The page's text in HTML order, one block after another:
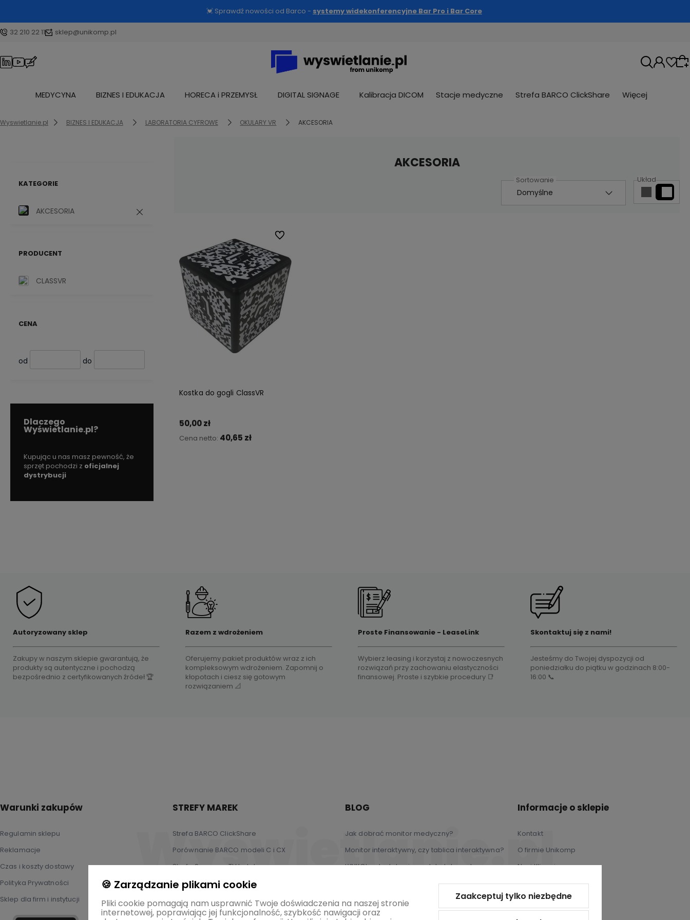
💓 Sprawdź nowości od Barco - systemy widekonferencyjne Bar Pro i Bar Core
32 210 22 11 sklep@unikomp.pl
MEDYCYNA BIZNES I EDUKACJA HORECA i PRZEMYSŁ DIGITAL SIGNAGE Kalibracja DICOM Stacje medyczne Strefa BARCO ClickShare Więcej
Wyswietlanie.pl BIZNES I EDUKACJA LABORATORIA CYFROWE OKULARY VR AKCESORIA
KATEGORIE
AKCESORIA
PRODUCENT
CLASSVR
CENA
od do
Dlaczego
Wyświetlanie.pl?
Kupując u nas masz pewność, że
sprzęt pochodzi z oficjalnej
dystrybucji
AKCESORIA
Układ
Kostka do gogli ClassVR
50,00 zł
Cena netto: 40,65 zł
Do ulubionych
Autoryzowany sklep
Zakupy w naszym sklepie gwarantują, że
produkty są autentyczne i pochodzą
bezpośrednio z certyfikowanych źródeł 🏆
Razem z wdrożeniem
Oferujemy pakiet produktów wraz z ich
kompleksowym wdrożeniem. Zapomnij o
kłopotach i ciesz się gotowym
rozwiązaniem 📐
Proste Finansowanie - LeaseLink
Wybierz leasing i korzystaj z nowoczesnych
rozwiązań przy zachowaniu elastyczności
finansowej. Proste i szybkie procedury 📑
Skontaktuj się z nami!
Jesteśmy do Twojej dyspozycji od
poniedziałku do piątku w godzinach 8:00-
16:00 📞
Warunki zakupów
Regulamin sklepu
Reklamacje
Czas i koszty dostawy
Polityka Prywatności
Sklep dla firm i instytucji
STREFY MAREK
Strefa BARCO ClickShare
Porównanie BARCO modeli C i CX
Strefa Samsung TV hotelowe
BLOG
Jak dobrać monitor medyczny?
Monitor interaktywny, czy tablica interaktywna?
LYNKCloud w telewizorach hotelowych
Informacje o sklepie
Kontakt
O firmie Unikomp
Nasi Klienci
Autoryzacje i certyfikaty
🍪 Zarządzanie plikami cookie
Pliki cookie pomagają nam usprawnić Twoje doświadczenia na naszej stronie
internetowej, poprawiając jej funkcjonalność, szybkość nawigacji oraz
Zaakceptuj tylko niezbędne